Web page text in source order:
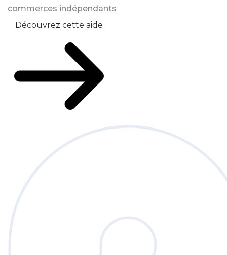
commerces indépendants
Découvrez cette aide